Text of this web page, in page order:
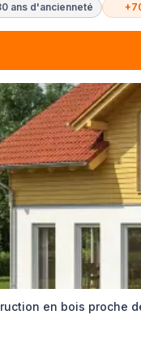
ans d'ancienneté
en bois proche